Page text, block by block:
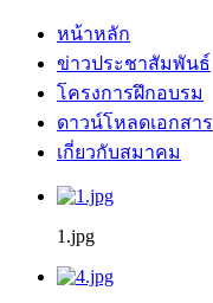
หน้าหลัก
ข่าวประชาสัมพันธ์
โครงการฝึกอบรม
ดาวน์โหลดเอกสาร
เกี่ยวกับสมาคม
1.jpg